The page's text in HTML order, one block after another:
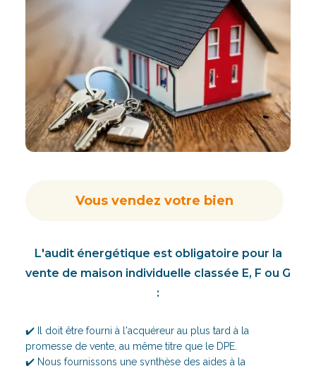
Vous vendez votre bien
L'audit énergétique est obligatoire pour la
vente de maison individuelle classée E, F ou G
:
✔️ Il doit être fourni à l'acquéreur au plus tard à la
promesse de vente, au même titre que le DPE.
✔️ Nous fournissons une synthèse des aides à la